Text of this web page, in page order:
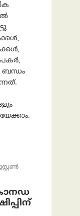
ബന്ധം